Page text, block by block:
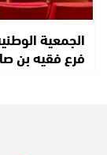
الجمعية
فرع فقيه بن